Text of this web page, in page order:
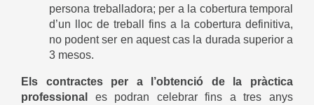
persona treballadora; per a la cobertura temporal
d’un lloc de treball fins a la cobertura definitiva,
no podent ser en aquest cas la durada superior a
3 mesos.
Els contractes per a l’obtenció de la pràctica
professional
es podran celebrar fins a tres anys